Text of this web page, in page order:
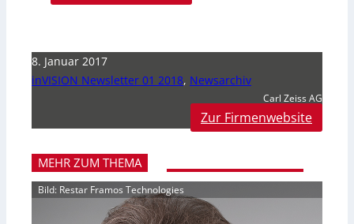
8. Januar 2017
inVISION Newsletter 01 2018, Newsarchiv
Carl Zeiss AG
Zur Firmenwebsite
MEHR ZUM THEMA
Bild: Restar Framos Technologies